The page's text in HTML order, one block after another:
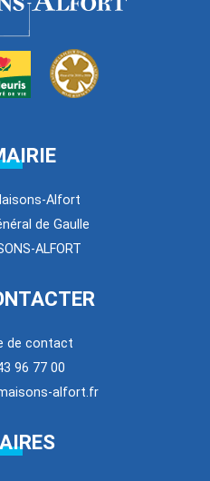
Alfort
de Gaulle
ALFORT
de contact
96 77 00
alfort.fr